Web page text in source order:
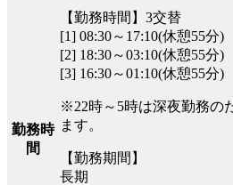
勤務時
間
【勤務時間】3交替
[1] 08:30～17:10(休憩55分)
[2] 18:30～03:10(休憩55分)
[3] 16:30～01:10(休憩55分)
※22時～5時は深夜勤務の
ます。
【勤務期間】
長期